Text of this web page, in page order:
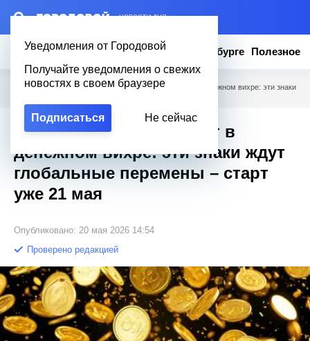
– НОВОСТИ ДНЯ
Уведомления от Городовой
Получайте уведомления о свежих
новостях в своем браузере
Подписаться Не сейчас
Новости Эксклюзив Вопросы о Петербурге Полезное
Городовой Полезное / Божество Огня закружит в денежном вихре: эти знаки
Божество Огня закружит в
денежном вихре: эти знаки ждут
глобальные перемены – старт
уже 21 мая
Опубликовано: 20 мая 2026 14:54
Проверено редакцией